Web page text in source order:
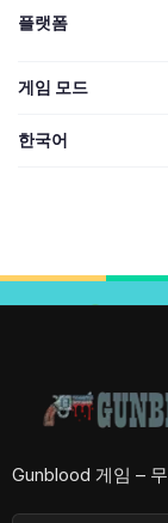
플랫폼
게임 모드
한국어
Gunblood 게임 –